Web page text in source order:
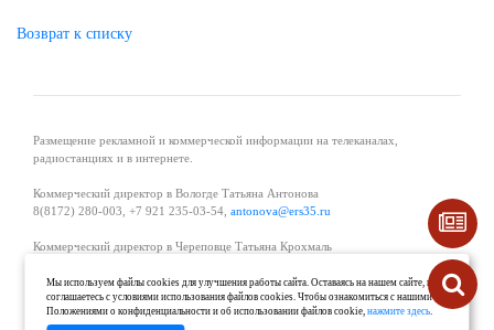
Возврат к списку
Размещение рекламной и коммерческой информации на телеканалах,
радиостанциях и в интернете.
Коммерческий директор в Вологде Татьяна Антонова
8(8172) 280-003, +7 921 235-03-54, antonova@ers35.ru
Коммерческий директор в Череповце Татьяна Крохмаль
Начальник отдела рекламы в Великом Устюге Екатерина Вьюжанина 8(81738)
2-04-44, +7 921 125-06-40,katrinv81@mail.ru
Мы используем файлы cookies для улучшения работы сайта. Оставаясь на нашем сайте, вы
соглашаетесь с условиями использования файлов cookies. Чтобы ознакомиться с нашими
Положениями о конфиденциальности и об использовании файлов cookie,нажмите здесь.